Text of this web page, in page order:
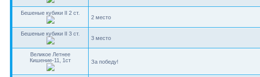
Бешеные кубики II 2 ст.
2 место
Бешеные кубики II 3 ст.
3 место
Великое Летнее
Кишение-11, 1ст
За победу!